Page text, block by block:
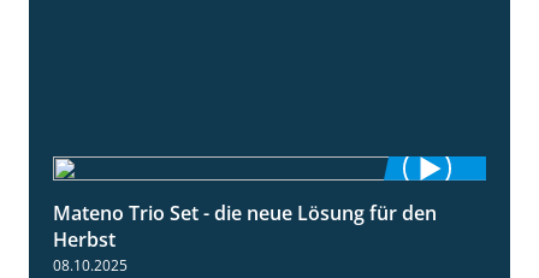
2:22
Mateno Trio Set - die neue Lösung für den
Herbst
08.10.2025